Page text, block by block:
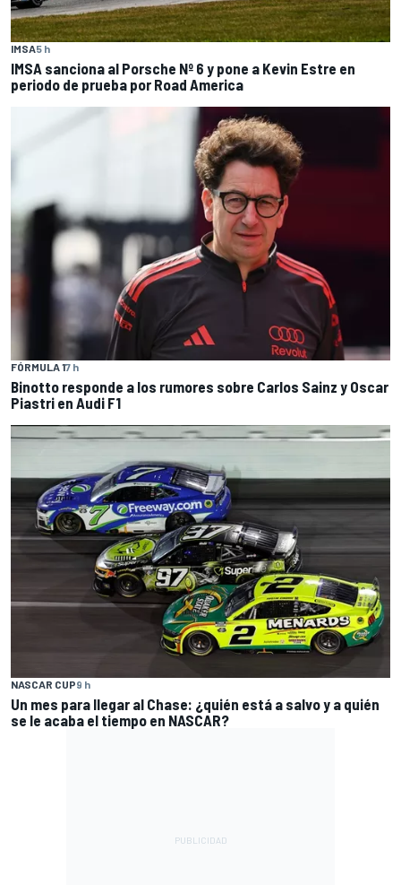
IMSA5 h
IMSA sanciona al Porsche Nº 6 y pone a Kevin Estre en
periodo de prueba por Road America
FÓRMULA 17 h
Binotto responde a los rumores sobre Carlos Sainz y Oscar
Piastri en Audi F1
NASCAR CUP9 h
Un mes para llegar al Chase: ¿quién está a salvo y a quién
se le acaba el tiempo en NASCAR?